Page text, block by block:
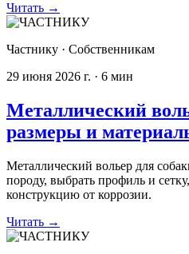
Читать →
Частнику · Собственникам
29 июня 2026 г. · 6 мин
Металлический
размеры и
Металлический вольер для
породу, выбрать профиль и
конструкцию от коррозии.
Читать →